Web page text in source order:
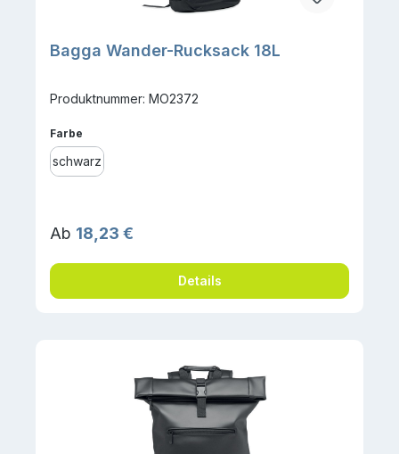
Bagga Wander-Rucksack 18L
Produktnummer: MO2372
Farbe
schwarz
Regulärer Preis:
Ab 18,23 €
Details